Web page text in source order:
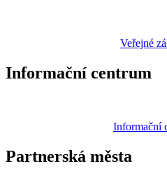
Veřejné
Informační centrum
Informační
Partnerská města